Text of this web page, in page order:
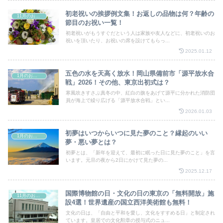
初老祝いの挨拶例文集！お返しの品物は何？年齢の
節目のお祝い一覧！
初老祝いがもうすぐだという人は家族や友人などに、初老祝いのお
祝いを頂いたり、お祝いの席を設けてもらっ...
2025.01.12
1月のお祭り
五色の水を天高く放水！岡山県備前市「源平放水合
戦」2026！その他、東京出初式は？
寒風吹きすさぶ真冬の中、紅白の旗をあげて源平に分かれた消防団
員が海上で繰り広げる「源平放水合戦」とい...
2026.01.03
初夢はいつからいつに見た夢のこと？縁起のいい
夢・悪い夢とは？
初夢とは、「新年を迎えて、最初に眠った日に見た夢のこと」を言
います。元旦の夜から2日にかけて見た夢の...
2025.12.17
国際博物館の日・文化の日の東京の「無料開放」施
設4選！世界遺産の国立西洋美術館も無料！
文化の日は、「自由と平和を愛し、文化をすすめる日」と制定され
ています。皇居での文化勲章の授与式のニュ...